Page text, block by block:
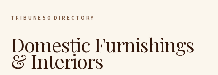
TRIBUNE50 DIRECTORY
Domestic Furnishings
& Interiors